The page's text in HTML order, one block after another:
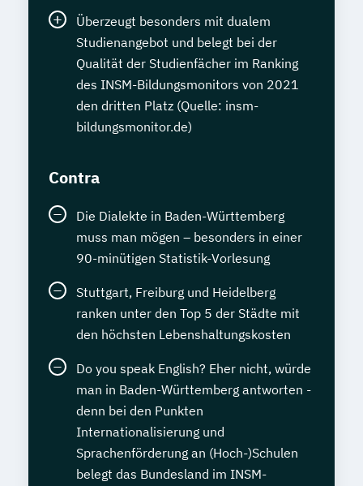
Überzeugt besonders mit dualem
Studienangebot und belegt bei der
Qualität der Studienfächer im Ranking
des INSM-Bildungsmonitors von 2021
den dritten Platz (Quelle: insm-
bildungsmonitor.de)
Contra
Die Dialekte in Baden-Württemberg
muss man mögen – besonders in einer
90-minütigen Statistik-Vorlesung
Stuttgart, Freiburg und Heidelberg
ranken unter den Top 5 der Städte mit
den höchsten Lebenshaltungskosten
Do you speak English? Eher nicht, würde
man in Baden-Württemberg antworten -
denn bei den Punkten
Internationalisierung und
Sprachenförderung an (Hoch-)Schulen
belegt das Bundesland im INSM-